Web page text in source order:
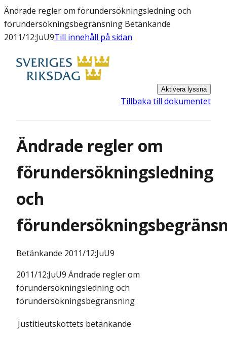
Ändrade regler om förundersökningsledning och
förundersökningsbegränsning Betänkande
2011/12:JuU9Till innehåll på sidan
Aktivera lyssna
Tillbaka till dokumentet
Ändrade regler om
förundersökningsledning
och
Betänkande 2011/12:JuU9
2011/12:JuU9 Ändrade regler om
förundersökningsledning och
förundersökningsbegränsning
Justitieutskottets betänkande